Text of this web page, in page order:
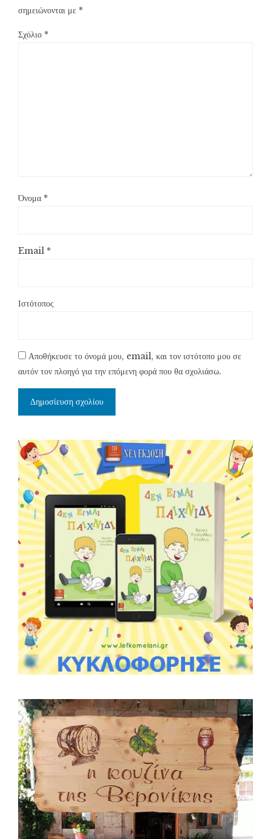
σημειώνονται με *
Σχόλιο *
Όνομα *
Email *
Ιστότοπος
Αποθήκευσε το όνομά μου, email, και τον ιστότοπο μου σε
αυτόν τον πλοηγό για την επόμενη φορά που θα σχολιάσω.